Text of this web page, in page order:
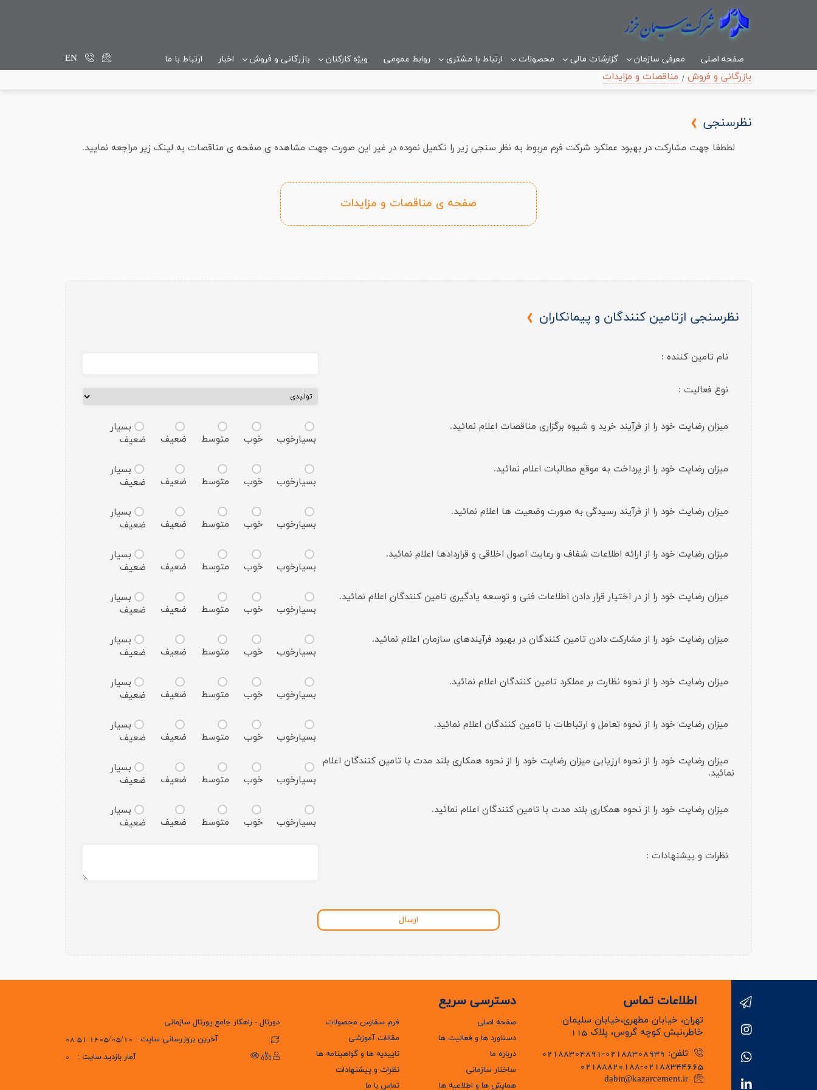
صفحه اصلی معرفی سازمان گزارشات مالی محصولات ارتباط با مشتری روابط عمومی ویژه کارکنان بازرگانی و فروش اخبار ارتباط با ما
EN
بازرگانی و فروش
مناقصات و مزایدات
نظرسنجی
لططفا جهت مشارکت در بهبود عملکرد شرکت فرم مربوط به نظر سنجی زیر را تکمیل نموده در غیر این صورت جهت مشاهده ی صفحه ی مناقصات به لینک زیر مراجعه نمایید.
صفحه ی مناقصات و مزایدات
نظرسنجی ازتامین کنندگان و پیمانکاران
نام تامین کننده :
نوع فعالیت :
میزان رضایت خود را از فرآیند خرید و شیوه برگزاری مناقصات اعلام نمائید.
بسیارخوب
خوب متوسط ضعیف
بسیار
ضعیف
میزان رضایت خود را از پرداخت به موقع مطالبات اعلام نمائید.
بسیارخوب
خوب متوسط ضعیف
بسیار
ضعیف
میزان رضایت خود را از فرآیند رسیدگی به صورت وضعیت ها اعلام نمائید.
بسیارخوب
خوب متوسط ضعیف
بسیار
ضعیف
میزان رضایت خود را از ارائه اطلاعات شفاف و رعایت اصول اخلاقی و قراردادها اعلام نمائید.
بسیارخوب
خوب متوسط ضعیف
بسیار
ضعیف
میزان رضایت خود را از در اختیار قرار دادن اطلاعات فنی و توسعه یادگیری تامین کنندگان اعلام نمائید.
بسیارخوب
خوب متوسط ضعیف
بسیار
ضعیف
میزان رضایت خود را از مشارکت دادن تامین کنندگان در بهبود فرآیندهای سازمان اعلام نمائید.
بسیارخوب
خوب متوسط ضعیف
بسیار
ضعیف
میزان رضایت خود را از نحوه نظارت بر عملکرد تامین کنندگان اعلام نمائید.
بسیارخوب
خوب متوسط ضعیف
بسیار
ضعیف
میزان رضایت خود را از نحوه تعامل و ارتباطات با تامین کنندگان اعلام نمائید.
بسیارخوب
خوب متوسط ضعیف
بسیار
ضعیف
میزان رضایت خود را از نحوه ارزیابی میزان رضایت خود را از نحوه همکاری بلند مدت با تامین کنندگان اعلام
نمائید.
بسیارخوب خوب متوسط ضعیف
بسیار
ضعیف
میزان رضایت خود را از نحوه همکاری بلند مدت با تامین کنندگان اعلام نمائید.
بسیارخوب
خوب متوسط ضعیف
بسیار
ضعیف
نظرات و پیشنهادات :
ارسال
اطلاعات تماس
تهران، خیابان مطهری،خیابان سلیمان
خاطر،نبش کوچه گروس، پلاک 115
تلفن: 02188308939-02188304891
02188820188-02188344665
dabir@kazarcement.ir
دسترسی سریع
صفحه اصلی
دستاورد ها و فعالیت ها
درباره ما
ساختار سازمانی
همایش ها و اطلاعیه ها
فرم سفارس محصولات
مقالات آموزشی
تاییدیه ها و گواهینامه ها
نظرات و پیشنهادات
تماس با ما
دورتال - راهکار جامع پورتال سازمانی
آخرین بروزرسانی سایت : 1405/05/10 08:51
آمار بازدید سایت :
0